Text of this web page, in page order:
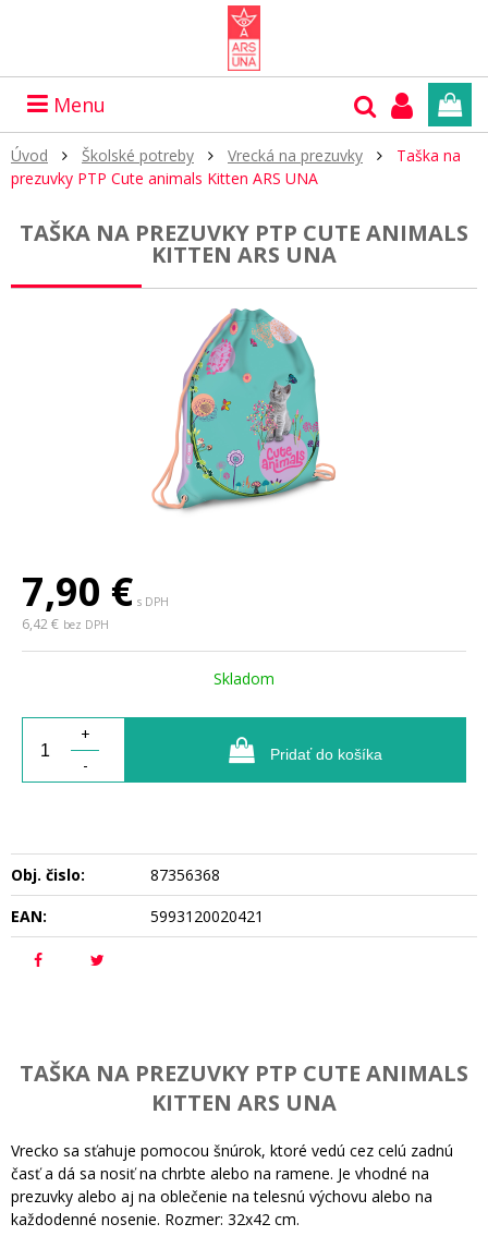
Menu
Úvod Školské potreby Vrecká na prezuvky
Taška na
prezuvky PTP Cute animals Kitten ARS UNA
TAŠKA NA PREZUVKY PTP CUTE ANIMALS
KITTEN ARS UNA
7,90 € s DPH
6,42 € bez DPH
Skladom
+
-
Pridať do košíka
Obj. čislo:
87356368
EAN:
5993120020421
TAŠKA NA PREZUVKY PTP CUTE ANIMALS
KITTEN ARS UNA
Vrecko sa sťahuje pomocou šnúrok, ktoré vedú cez celú zadnú
časť a dá sa nosiť na chrbte alebo na ramene. Je vhodné na
prezuvky alebo aj na oblečenie na telesnú výchovu alebo na
každodenné nosenie. Rozmer: 32x42 cm.